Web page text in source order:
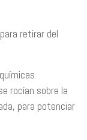
retirar del
rocían sobre la
para potenciar